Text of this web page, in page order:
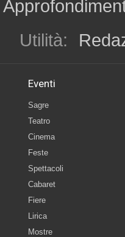
Utilità:
Eventi
Sagre
Teatro
Cinema
Feste
Spettacoli
Cabaret
Fiere
Lirica
Mostre